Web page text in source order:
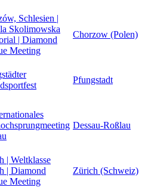
Schlesien |
Skolimowska
| Diamond
Meeting
Chorzow (Polen)
Pfungstadt
Dessau-Roßlau
| Weltklasse
| Diamond
Meeting
Zürich (Schweiz)